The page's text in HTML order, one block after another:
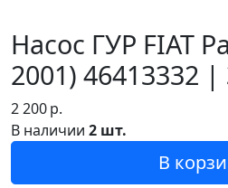
Насос ГУР FIAT
2001) 46413332 |
2 200р.
В наличии 2 шт.
В